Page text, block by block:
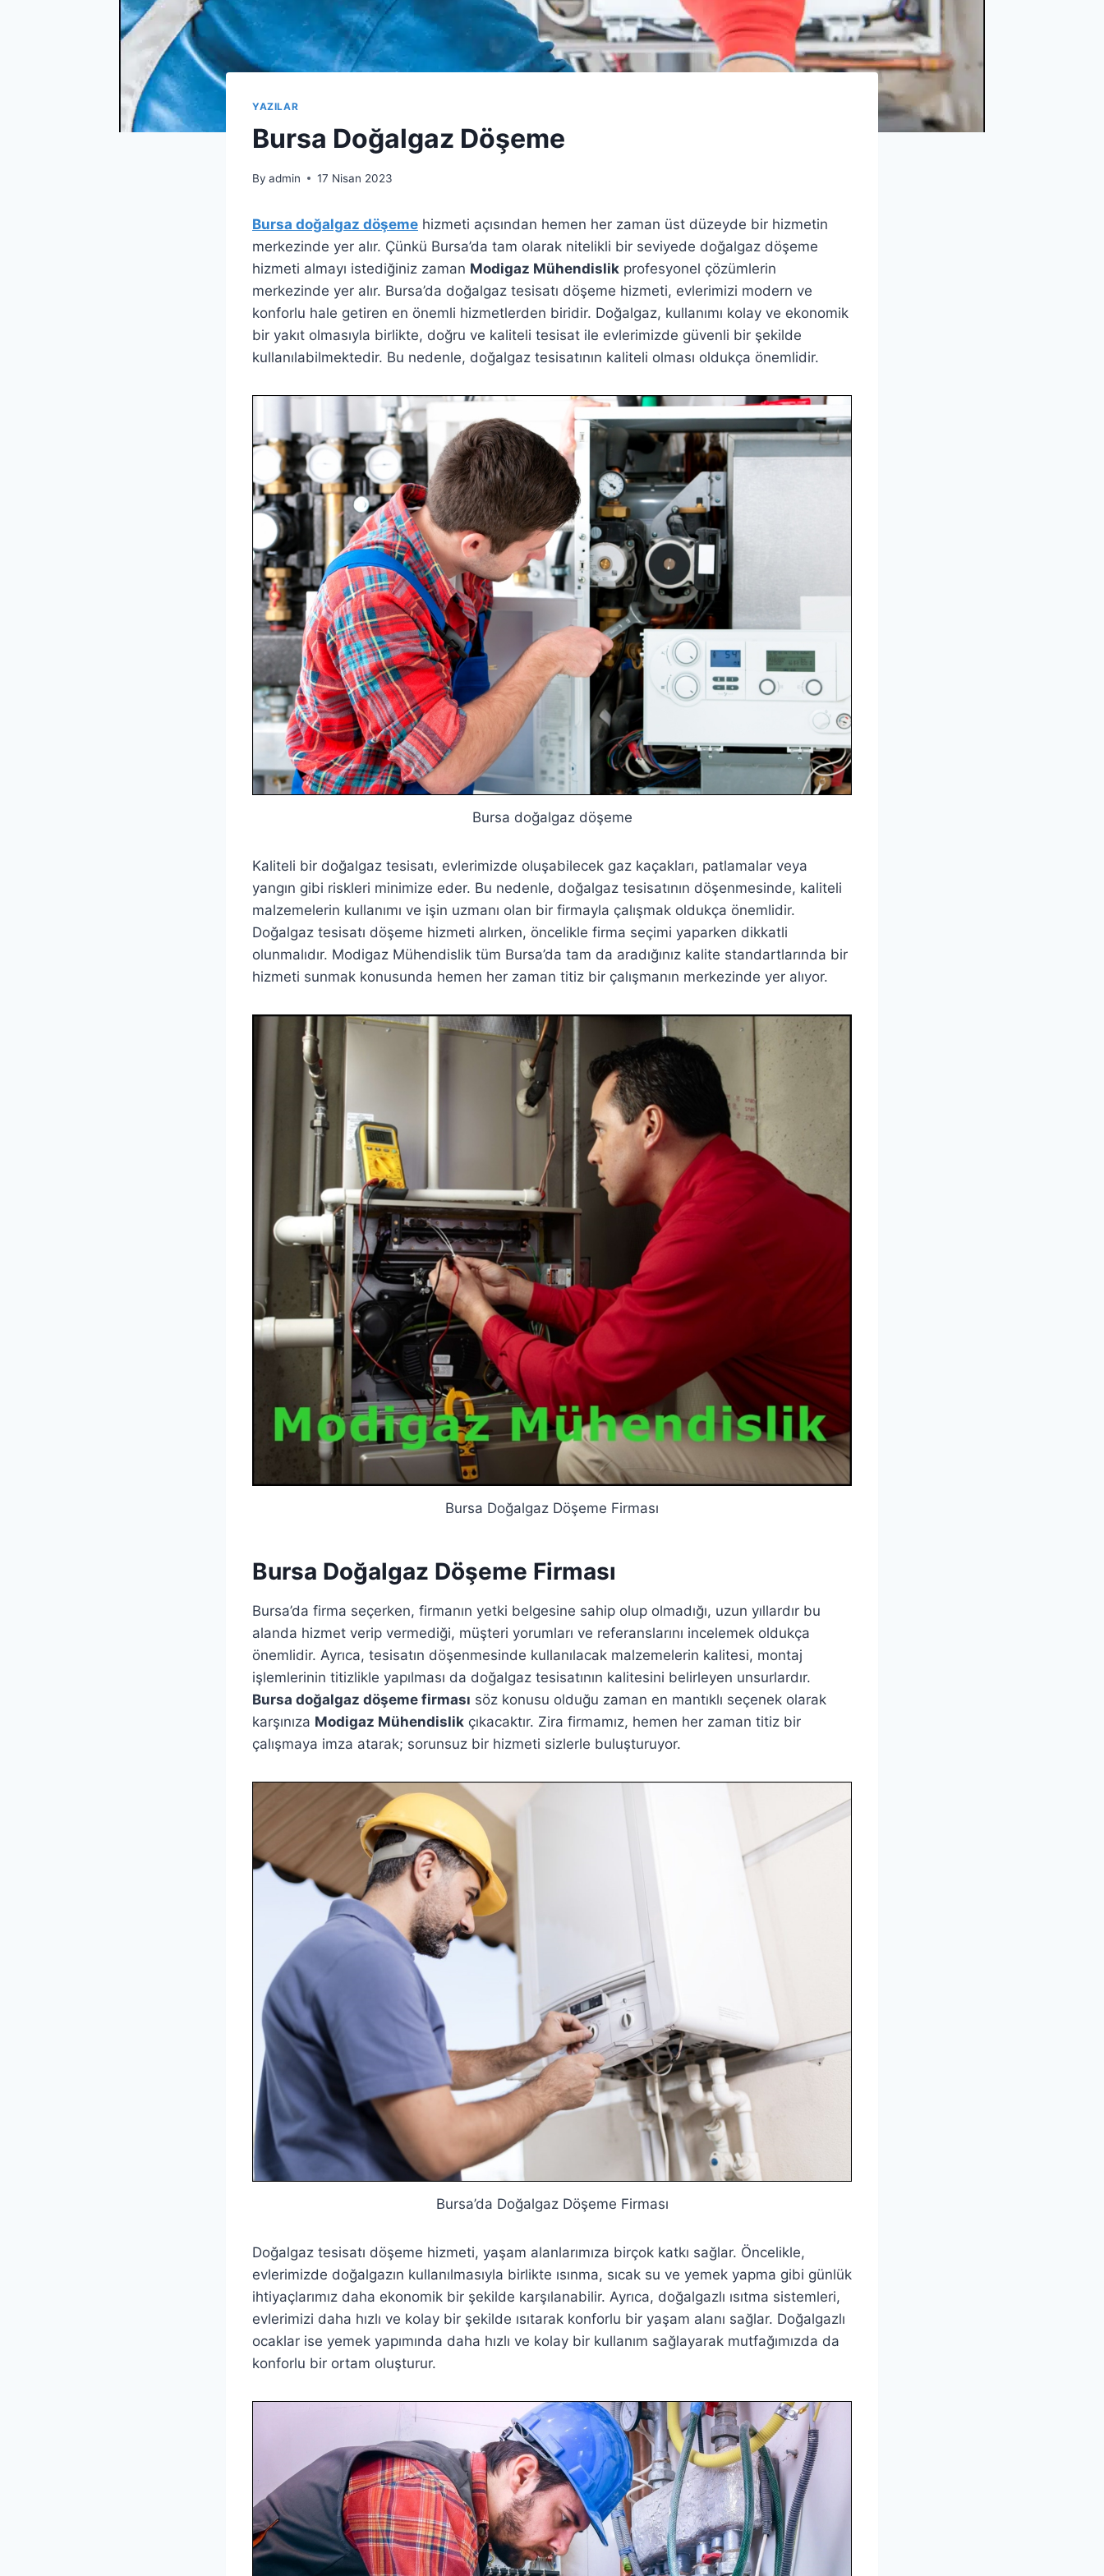
YAZILAR
Bursa Doğalgaz Döşeme
By admin 17 Nisan 2023
Bursa doğalgaz döşeme hizmeti açısından hemen her zaman üst düzeyde bir hizmetin
merkezinde yer alır. Çünkü Bursa’da tam olarak nitelikli bir seviyede doğalgaz döşeme
hizmeti almayı istediğiniz zaman Modigaz Mühendislik profesyonel çözümlerin
merkezinde yer alır. Bursa’da doğalgaz tesisatı döşeme hizmeti, evlerimizi modern ve
konforlu hale getiren en önemli hizmetlerden biridir. Doğalgaz, kullanımı kolay ve ekonomik
bir yakıt olmasıyla birlikte, doğru ve kaliteli tesisat ile evlerimizde güvenli bir şekilde
kullanılabilmektedir. Bu nedenle, doğalgaz tesisatının kaliteli olması oldukça önemlidir.
Bursa doğalgaz döşeme
Kaliteli bir doğalgaz tesisatı, evlerimizde oluşabilecek gaz kaçakları, patlamalar veya
yangın gibi riskleri minimize eder. Bu nedenle, doğalgaz tesisatının döşenmesinde, kaliteli
malzemelerin kullanımı ve işin uzmanı olan bir firmayla çalışmak oldukça önemlidir.
Doğalgaz tesisatı döşeme hizmeti alırken, öncelikle firma seçimi yaparken dikkatli
olunmalıdır. Modigaz Mühendislik tüm Bursa’da tam da aradığınız kalite standartlarında bir
hizmeti sunmak konusunda hemen her zaman titiz bir çalışmanın merkezinde yer alıyor.
Bursa Doğalgaz Döşeme Firması
Bursa Doğalgaz Döşeme Firması
Bursa’da firma seçerken, firmanın yetki belgesine sahip olup olmadığı, uzun yıllardır bu
alanda hizmet verip vermediği, müşteri yorumları ve referanslarını incelemek oldukça
önemlidir. Ayrıca, tesisatın döşenmesinde kullanılacak malzemelerin kalitesi, montaj
işlemlerinin titizlikle yapılması da doğalgaz tesisatının kalitesini belirleyen unsurlardır.
Bursa doğalgaz döşeme firması söz konusu olduğu zaman en mantıklı seçenek olarak
karşınıza Modigaz Mühendislik çıkacaktır. Zira firmamız, hemen her zaman titiz bir
çalışmaya imza atarak; sorunsuz bir hizmeti sizlerle buluşturuyor.
Bursa’da Doğalgaz Döşeme Firması
Doğalgaz tesisatı döşeme hizmeti, yaşam alanlarımıza birçok katkı sağlar. Öncelikle,
evlerimizde doğalgazın kullanılmasıyla birlikte ısınma, sıcak su ve yemek yapma gibi günlük
ihtiyaçlarımız daha ekonomik bir şekilde karşılanabilir. Ayrıca, doğalgazlı ısıtma sistemleri,
evlerimizi daha hızlı ve kolay bir şekilde ısıtarak konforlu bir yaşam alanı sağlar. Doğalgazlı
ocaklar ise yemek yapımında daha hızlı ve kolay bir kullanım sağlayarak mutfağımızda da
konforlu bir ortam oluşturur.